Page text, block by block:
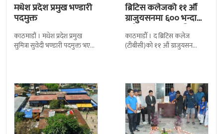
मधेश प्रदेश प्रमुख भण्डारी
पदमुक्त
काठमाडौं । मधेश प्रदेश प्रमुख
सुमित्रा सुवेदी भण्डारी पदमुक्त भएकी
ब्रिटिस कलेजको ११ औँ
ग्राजुयसनमा ६०० भन्दा
बढी ग्राजुयट सम्मानित
काठमाडौँ । द ब्रिटिस कलेज
(टीबीसी)को ११ औं ग्राजुयसन